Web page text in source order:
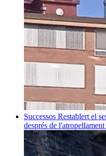
Successos Restablert el
després de